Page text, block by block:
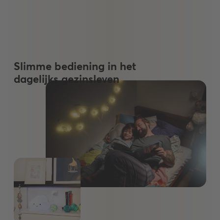
Slimme bediening in het
dagelijks gezinsleven